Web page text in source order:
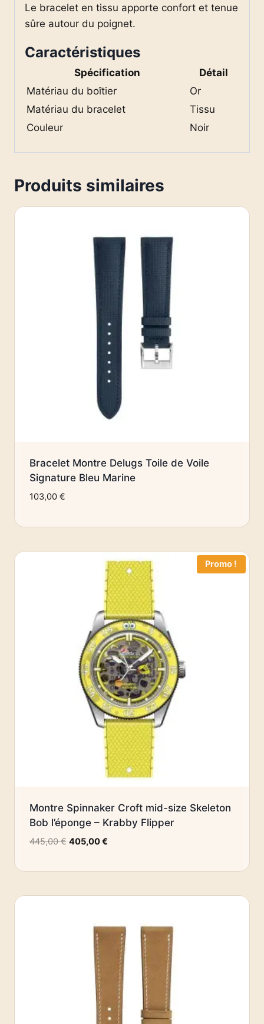
Le bracelet en tissu apporte confort et tenue
sûre autour du poignet.
Caractéristiques
Spécification
Détail
Matériau du boîtier
Or
Matériau du bracelet
Tissu
Couleur
Noir
Produits similaires
Bracelet Montre Delugs Toile de Voile
Signature Bleu Marine
103,00 €
Promo !
Montre Spinnaker Croft mid-size Skeleton
Bob l’éponge – Krabby Flipper
445,00€ Le
445,00 €.
405,00€Le
405,00 €.